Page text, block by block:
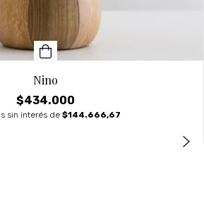
Nino
$434.000
sin interés de $144.666,67